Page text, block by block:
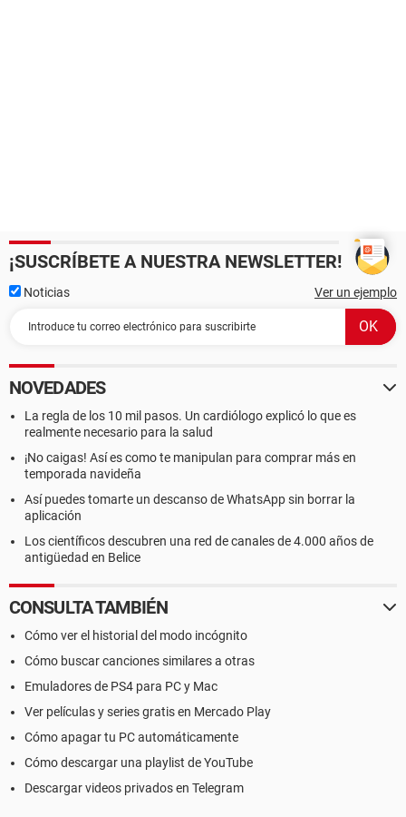
¡SUSCRÍBETE A NUESTRA NEWSLETTER!
Noticias Ver un ejemplo
NOVEDADES
La regla de los 10 mil pasos. Un cardiólogo explicó lo que es
realmente necesario para la salud
¡No caigas! Así es como te manipulan para comprar más en
temporada navideña
Así puedes tomarte un descanso de WhatsApp sin borrar la
aplicación
Los científicos descubren una red de canales de 4.000 años de
antigüedad en Belice
CONSULTA TAMBIÉN
Cómo ver el historial del modo incógnito
Cómo buscar canciones similares a otras
Emuladores de PS4 para PC y Mac
Ver películas y series gratis en Mercado Play
Cómo apagar tu PC automáticamente
Cómo descargar una playlist de YouTube
Descargar videos privados en Telegram